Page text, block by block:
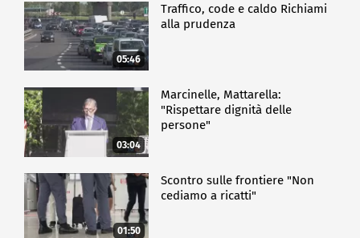
05:46
Traffico, code e caldo Richiami
alla prudenza
03:04
Marcinelle, Mattarella:
"Rispettare dignità delle
persone"
01:50
Scontro sulle frontiere "Non
cediamo a ricatti"